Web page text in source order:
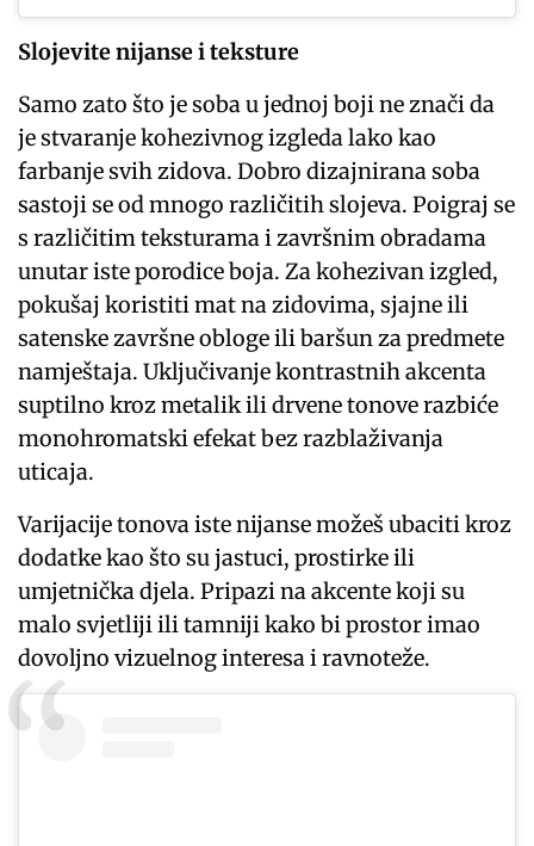
Slojevite nijanse i teksture
Samo zato što je soba u jednoj boji ne znači da
je stvaranje kohezivnog izgleda lako kao
farbanje svih zidova. Dobro dizajnirana soba
sastoji se od mnogo različitih slojeva. Poigraj se
s različitim teksturama i završnim obradama
unutar iste porodice boja. Za kohezivan izgled,
pokušaj koristiti mat na zidovima, sjajne ili
satenske završne obloge ili baršun za predmete
namještaja. Uključivanje kontrastnih akcenta
suptilno kroz metalik ili drvene tonove razbiće
monohromatski efekat bez razblaživanja
uticaja.
Varijacije tonova iste nijanse možeš ubaciti kroz
dodatke kao što su jastuci, prostirke ili
umjetnička djela. Pripazi na akcente koji su
malo svjetliji ili tamniji kako bi prostor imao
dovoljno vizuelnog interesa i ravnoteže.